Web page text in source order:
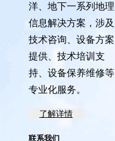
洋、地下一系列地理
信息解决方案，涉及
技术咨询、设备方案
提供、技术培训支
持、设备保养维修等
专业化服务。
了解详情
联系我们